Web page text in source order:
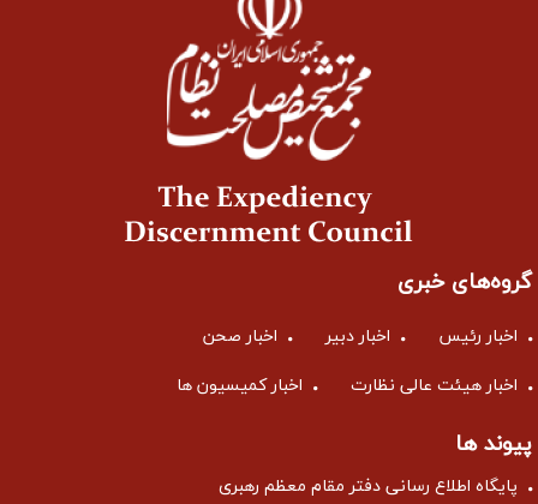
گروه‌های خبری
اخبار رئیس اخبار دبیر اخبار صحن
اخبار هیئت عالی نظارت اخبار کمیسیون ها
پیوند ها
پایگاه اطلاع رسانی دفتر مقام معظم رهبری